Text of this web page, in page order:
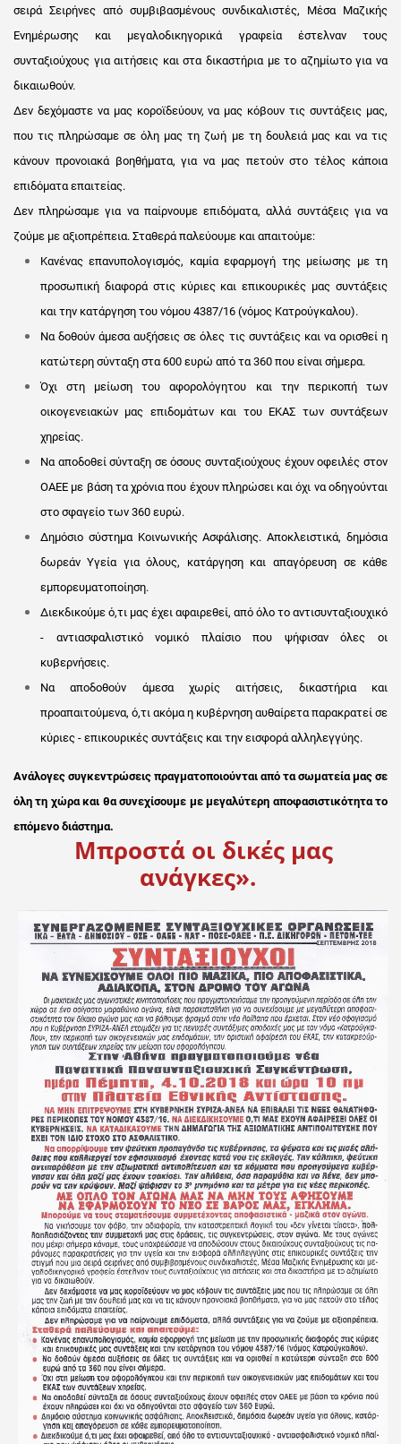
σειρά Σειρήνες από συμβιβασμένους συνδικαλιστές, Μέσα Μαζικής
Ενημέρωσης και μεγαλοδικηγορικά γραφεία έστελναν τους
συνταξιούχους για αιτήσεις και στα δικαστήρια με το αζημίωτο για να
δικαιωθούν.
Δεν δεχόμαστε να μας κοροϊδεύουν, να μας κόβουν τις συντάξεις μας,
που τις πληρώσαμε σε όλη μας τη ζωή με τη δουλειά μας και να τις
κάνουν προνοιακά βοηθήματα, για να μας πετούν στο τέλος κάποια
επιδόματα επαιτείας.
Δεν πληρώσαμε για να παίρνουμε επιδόματα, αλλά συντάξεις για να
ζούμε με αξιοπρέπεια. Σταθερά παλεύουμε και απαιτούμε:
Κανένας επανυπολογισμός, καμία εφαρμογή της μείωσης με τη
προσωπική διαφορά στις κύριες και επικουρικές μας συντάξεις
και την κατάργηση του νόμου 4387/16 (νόμος Κατρούγκαλου).
Να δοθούν άμεσα αυξήσεις σε όλες τις συντάξεις και να ορισθεί η
κατώτερη σύνταξη στα 600 ευρώ από τα 360 που είναι σήμερα.
Όχι στη μείωση του αφορολόγητου και την περικοπή των
οικογενειακών μας επιδομάτων και του ΕΚΑΣ των συντάξεων
χηρείας.
Να αποδοθεί σύνταξη σε όσους συνταξιούχους έχουν οφειλές στον
ΟΑΕΕ με βάση τα χρόνια που έχουν πληρώσει και όχι να οδηγούνται
στο σφαγείο των 360 ευρώ.
Δημόσιο σύστημα Κοινωνικής Ασφάλισης. Αποκλειστικά, δημόσια
δωρεάν Υγεία για όλους, κατάργηση και απαγόρευση σε κάθε
εμπορευματοποίηση.
Διεκδικούμε ό,τι μας έχει αφαιρεθεί, από όλο το αντισυνταξιουχικό
- αντιασφαλιστικό νομικό πλαίσιο που ψήφισαν όλες οι
κυβερνήσεις.
Να αποδοθούν άμεσα χωρίς αιτήσεις, δικαστήρια και
προαπαιτούμενα, ό,τι ακόμα η κυβέρνηση αυθαίρετα παρακρατεί σε
κύριες - επικουρικές συντάξεις και την εισφορά αλληλεγγύης.
Ανάλογες συγκεντρώσεις πραγματοποιούνται από τα σωματεία μας σε
όλη τη χώρα και θα συνεχίσουμε με μεγαλύτερη αποφασιστικότητα το
επόμενο διάστημα.
Μπροστά οι δικές μας
ανάγκες».